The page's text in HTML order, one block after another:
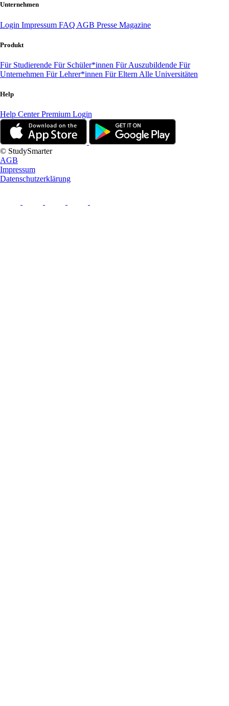
Unternehmen
Login Impressum FAQ AGB Presse Magazine
Produkt
Für Studierende Für Schüler*innen Für Auszubildende Für
Unternehmen Für Lehrer*innen Für Eltern Alle Universitäten
Help
Help CenterPremium Login
© StudySmarter
AGB
Impressum
Datenschutzerklärung